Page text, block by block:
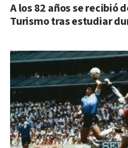
A los 82 años se recibió
Turismo tras estudiar